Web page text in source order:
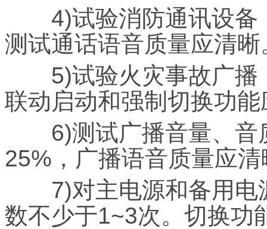
4)试验消防通讯设备
测试通话语音质量应清晰
5)试验火灾事故广播
联动启动和强制切换功
6)测试广播音量、音
25%，广播语音质量应清
7)对主电源和备用电
数不少于1~3次。切换功